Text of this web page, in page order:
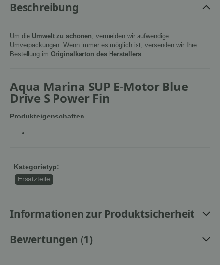
Beschreibung
Um die Umwelt zu schonen, vermeiden wir aufwendige
Umverpackungen. Wenn immer es möglich ist, versenden wir Ihre
Bestellung im Originalkarton des Herstellers.
Aqua Marina SUP E-Motor Blue
Drive S Power Fin
Produkteigenschaften
Kategorietyp:
Ersatzteile
Informationen zur Produktsicherheit
Bewertungen (1)